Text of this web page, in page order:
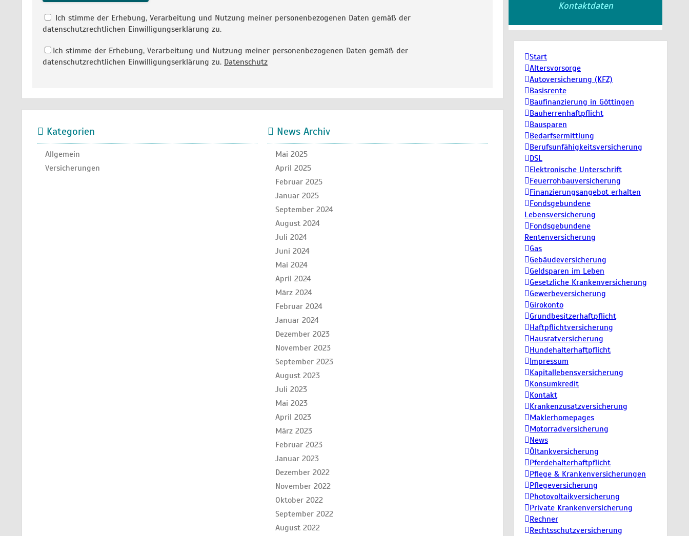
Kontaktdaten
Start
Altersvorsorge
Autoversicherung (KFZ)
Basisrente
Baufinanzierung in Göttingen
Bauherrenhaftpflicht
Bausparen
Bedarfsermittlung
Berufs­unfähigkeitsversicherung
DSL
Elektronische Unterschrift
Feuerrohbauversicherung
Finanzierungsangebot erhalten
Fondsgebundene
Lebensversicherung
Fondsgebundene
Rentenversicherung
Gas
Gebäudeversicherung
Geldsparen im Leben
Gesetzliche Krankenversicherung
Gewerbeversicherung
Girokonto
Grundbesitzerhaftpflicht
Haftpflichtversicherung
Hausratversicherung
Hundehalterhaftpflicht
Impressum
Kapitallebensversicherung
Konsumkredit
Kontakt
Krankenzusatzversicherung
Maklerhomepages
Motorradversicherung
News
Öltankversicherung
Pferdehalterhaftpflicht
Pflege & Krankenversicherungen
Pflegeversicherung
Photovoltaikversicherung
Private Krankenversicherung
Rechner
Rechtsschutzversicherung
Ich stimme der Erhebung, Verarbeitung und Nutzung meiner personenbezogenen Daten gemäß der
datenschutzrechtlichen Einwilligungserklärung zu.
Ich stimme der Erhebung, Verarbeitung und Nutzung meiner personenbezogenen Daten gemäß der
datenschutzrechtlichen Einwilligungserklärung zu. Datenschutz
Kategorien
Allgemein
Versicherungen
News Archiv
Mai 2025
April 2025
Februar 2025
Januar 2025
September 2024
August 2024
Juli 2024
Juni 2024
Mai 2024
April 2024
März 2024
Februar 2024
Januar 2024
Dezember 2023
November 2023
September 2023
August 2023
Juli 2023
Mai 2023
April 2023
März 2023
Februar 2023
Januar 2023
Dezember 2022
November 2022
Oktober 2022
September 2022
August 2022